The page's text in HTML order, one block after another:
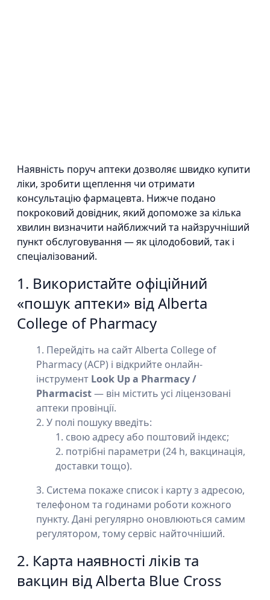
Наявність поруч аптеки дозволяє швидко купити
ліки, зробити щеплення чи отримати
консультацію фармацевта. Нижче подано
покроковий довідник, який допоможе за кілька
хвилин визначити найближчий та найзручніший
пункт обслуговування — як цілодобовий, так і
спеціалізований.
1. Використайте офіційний
«пошук аптеки» від Alberta
College of Pharmacy
Перейдіть на сайт Alberta College of
Pharmacy (ACP) і відкрийте онлайн-
інструмент Look Up a Pharmacy /
Pharmacist— він містить усі ліцензовані
аптеки провінції.
У полі пошуку введіть:
свою адресу або поштовий індекс;
потрібні параметри (24 h, вакцинація,
доставки тощо).
Система покаже список і карту з адресою,
телефоном та годинами роботи кожного
пункту. Дані регулярно оновлюються самим
регулятором, тому сервіс найточніший.
2. Карта наявності ліків та
вакцин від Alberta Blue Cross